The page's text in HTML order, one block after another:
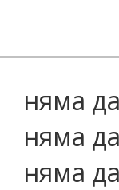
няма
няма
няма